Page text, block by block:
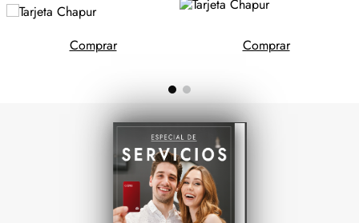
Comprar Comprar